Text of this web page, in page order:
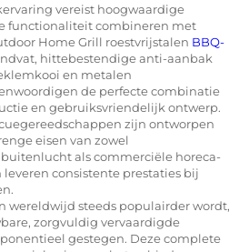
vereist hoogwaardige
functionaliteit combineren met
Home Grill roestvrijstalen BBQ-
hittebestendige anti-aanbak
en metalen
de perfecte combinatie
en gebruiksvriendelijk ontwerp.
zijn ontworpen
eisen van zowel
als commerciële horeca-
consistente prestaties bij
wereldwijd steeds populairder wordt,
zorgvuldig vervaardigde
gestegen. Deze complete